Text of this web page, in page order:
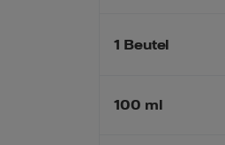
1 Beutel
100 ml